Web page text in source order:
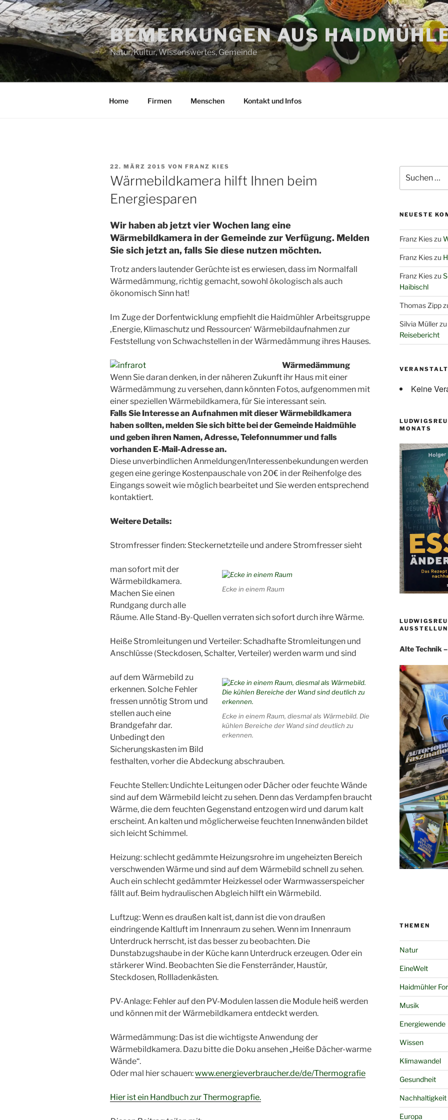
Zum
Inhalt
springen
BEMERKUNGEN AUS
Natur, Kultur, Wissenswertes, Gemeinde
Home Firmen Menschen Kontakt und Infos
VERÖFFENTLICHT
AM
22. MÄRZ 2015 VON FRANZ KIES
Wärmebildkamera hilft Ihnen beim
Energiesparen
Wir haben ab jetzt vier Wochen lang eine
Wärmebildkamera in der Gemeinde zur Verfügung. Melden
Sie sich jetzt an, falls Sie diese nutzen möchten.
Trotz anders lautender Gerüchte ist es erwiesen, dass im Normalfall
Wärmedämmung, richtig gemacht, sowohl ökologisch als auch
ökonomisch Sinn hat!
Im Zuge der Dorfentwicklung empfiehlt die Haidmühler Arbeitsgruppe
‚Energie, Klimaschutz und Ressourcen‘ Wärmebildaufnahmen zur
Feststellung von Schwachstellen in der Wärmedämmung ihres Hauses.
Wärmedämmung
Wenn Sie daran denken, in der näheren Zukunft ihr Haus mit einer
Wärmedämmung zu versehen, dann könnten Fotos, aufgenommen mit
einer speziellen Wärmebildkamera, für Sie interessant sein.
Falls Sie Interesse an Aufnahmen mit dieser Wärmebildkamera
haben sollten, melden Sie sich bitte bei der Gemeinde Haidmühle
und geben ihren Namen, Adresse, Telefonnummer und falls
vorhanden E-Mail-Adresse an.
Diese unverbindlichen Anmeldungen/Interessenbekundungen werden
gegen eine geringe Kostenpauschale von 20€ in der Reihenfolge des
Eingangs soweit wie möglich bearbeitet und Sie werden entsprechend
kontaktiert.
Weitere Details:
Stromfresser finden: Steckernetzteile und andere Stromfresser sieht
Ecke in einem Raum
man sofort mit der
Wärmebildkamera.
Machen Sie einen
Rundgang durch alle
Räume. Alle Stand-By-Quellen verraten sich sofort durch ihre Wärme.
Heiße Stromleitungen und Verteiler: Schadhafte Stromleitungen und
Anschlüsse (Steckdosen, Schalter, Verteiler) werden warm und sind
Ecke in einem Raum, diesmal als Wärmebild. Die
kühlen Bereiche der Wand sind deutlich zu
erkennen.
auf dem Wärmebild zu
erkennen. Solche Fehler
fressen unnötig Strom und
stellen auch eine
Brandgefahr dar.
Unbedingt den
Sicherungskasten im Bild
festhalten, vorher die Abdeckung abschrauben.
Feuchte Stellen: Undichte Leitungen oder Dächer oder feuchte Wände
sind auf dem Wärmebild leicht zu sehen. Denn das Verdampfen braucht
Wärme, die dem feuchten Gegenstand entzogen wird und darum kalt
erscheint. An kalten und möglicherweise feuchten Innenwänden bildet
sich leicht Schimmel.
Heizung: schlecht gedämmte Heizungsrohre im ungeheizten Bereich
verschwenden Wärme und sind auf dem Wärmebild schnell zu sehen.
Auch ein schlecht gedämmter Heizkessel oder Warmwasserspeicher
fällt auf. Beim hydraulischen Abgleich hilft ein Wärmebild.
Luftzug: Wenn es draußen kalt ist, dann ist die von draußen
eindringende Kaltluft im Innenraum zu sehen. Wenn im Innenraum
Unterdruck herrscht, ist das besser zu beobachten. Die
Dunstabzugshaube in der Küche kann Unterdruck erzeugen. Oder ein
stärkerer Wind. Beobachten Sie die Fensterränder, Haustür,
Steckdosen, Rollladenkästen.
PV-Anlage: Fehler auf den PV-Modulen lassen die Module heiß werden
und können mit der Wärmebildkamera entdeckt werden.
Wärmedämmung: Das ist die wichtigste Anwendung der
Wärmebildkamera. Dazu bitte die Doku ansehen „Heiße Dächer-warme
Wände“.
Oder mal hier schauen:www.energieverbraucher.de/de/Thermografie
Hier ist ein Handbuch zur Thermograpfie.
nach:
NEUESTE
Franz Kieszu
Franz Kieszu
Franz Kieszu
Haibischl
Thomas Zipp
Silvia Müllerzu
Reisebericht
Keine
MONATS
Alte Technik
THEMEN
Natur
EineWelt
Haidmühler
Musik
Energiewende
Wissen
Klimawandel
Gesundheit
Nachhaltigkeit
Europa